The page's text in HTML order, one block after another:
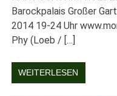
Barockpalais Großer
2014 19-24 Uhr
Phy (Loeb / […]
WEITERLESEN